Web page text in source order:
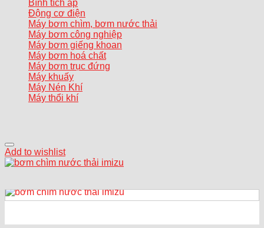
Bình tích áp
Động cơ điện
Máy bơm chìm, bơm nước thải
Máy bơm công nghiệp
Máy bơm giếng khoan
Máy bơm hoá chất
Máy bơm trục đứng
Máy khuấy
Máy Nén Khí
Máy thổi khí
Add to wishlist